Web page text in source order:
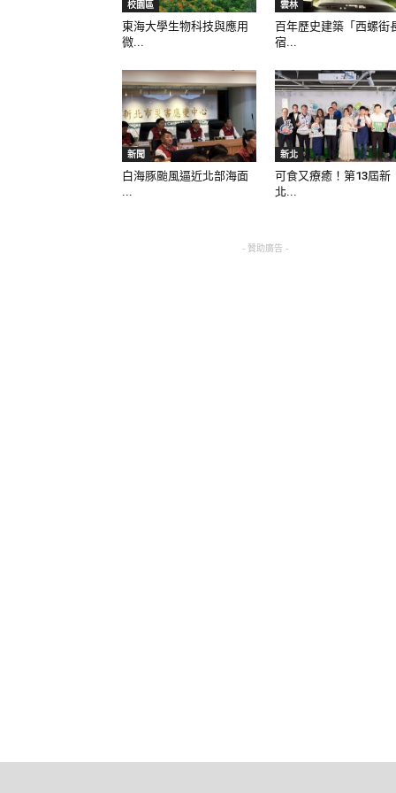
校園區
東海大學生物科技與應用
微...
雲林
百年歷史建築「西螺街
宿...
新聞
白海豚颱風逼近北部海面
...
新北
可食又療癒！第13屆新
北...
- 贊助廣告 -